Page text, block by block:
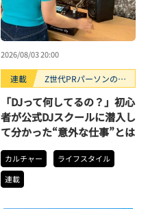
2026/08/03 20:00
連載
Z世代PRパーソンのキ
「DJって何してるの？」初心
者が公式DJスクールに潜入し
て分かった“意外な仕事”とは
カルチャー
ライフスタイル
連載